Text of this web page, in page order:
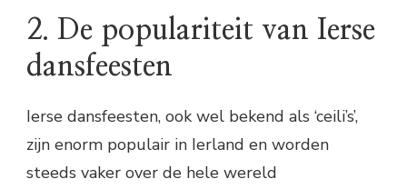
2. De populariteit van Ierse
dansfeesten
Ierse dansfeesten, ook wel bekend als ‘ceili’s’,
zijn enorm populair in Ierland en worden
steeds vaker over de hele wereld